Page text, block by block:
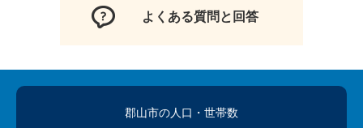
よくある質問と回答
郡山市の人口 ・世帯数